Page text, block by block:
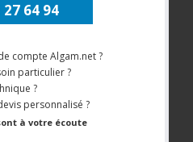
27 64 94
compte Algam.net ?
particulier ?
?
personnalisé ?
à votre écoute